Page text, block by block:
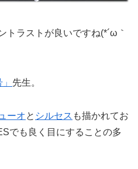
トラストが良いですね(*´ω｀
先生。
ーオと シルセス も描かれてお
でも良く目にすることの多